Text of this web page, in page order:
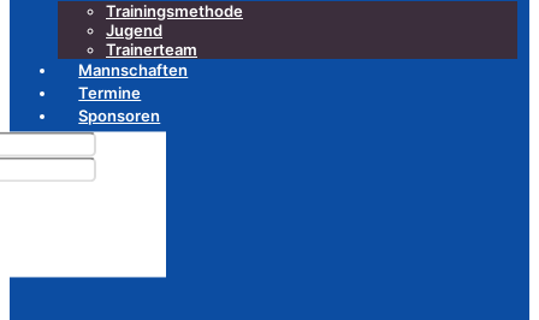
Trainingsmethode
Jugend
Trainerteam
Mannschaften
Termine
Sponsoren
Anfahrt